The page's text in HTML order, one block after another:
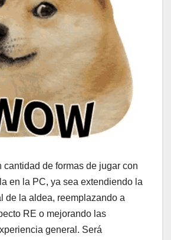
cantidad de formas de jugar con
en la PC, ya sea extendiendo la
de la aldea, reemplazando a
RE o mejorando las
general. Será